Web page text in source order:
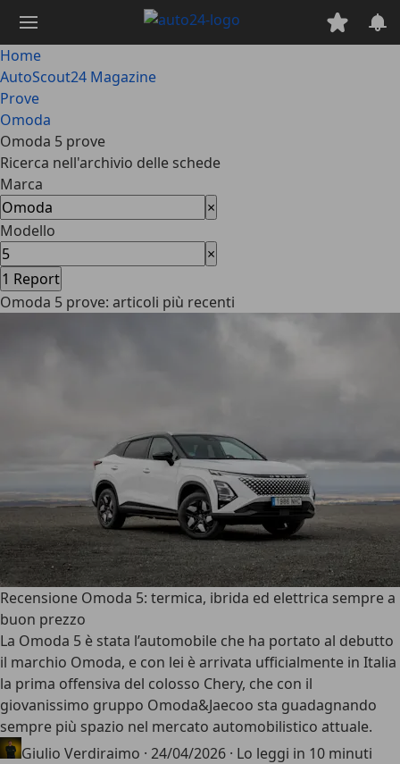
contenuto
principale
Home
AutoScout24 Magazine
Prove
Omoda
Omoda 5 prove
Ricerca nell'archivio delle schede
Marca
×
Modello
×
1 Report
Omoda 5 prove: articoli più recenti
Recensione Omoda 5: termica, ibrida ed elettrica sempre a
buon prezzo
La Omoda 5 è stata l’automobile che ha portato al debutto
il marchio Omoda, e con lei è arrivata ufficialmente in Italia
la prima offensiva del colosso Chery, che con il
giovanissimo gruppo Omoda&Jaecoo sta guadagnando
sempre più spazio nel mercato automobilistico attuale.
Giulio Verdiraimo · 24/04/2026 · Lo leggi in 10 minuti